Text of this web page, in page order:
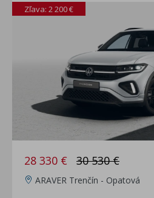
Zľava: 2 200 €
28 330 € 30 530 €
ARAVER Trenčín - Opatová